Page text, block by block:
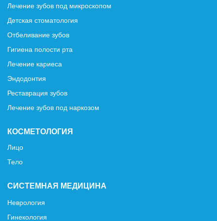
Лечение зубов под микроскопом
Детская стоматология
Отбеливание зубов
Гигиена полости рта
Лечение кариеса
Эндодонтия
Реставрация зубов
Лечение зубов под наркозом
КОСМЕТОЛОГИЯ
Лицо
Тело
СИСТЕМНАЯ МЕДИЦИНА
Неврология
Гинекология